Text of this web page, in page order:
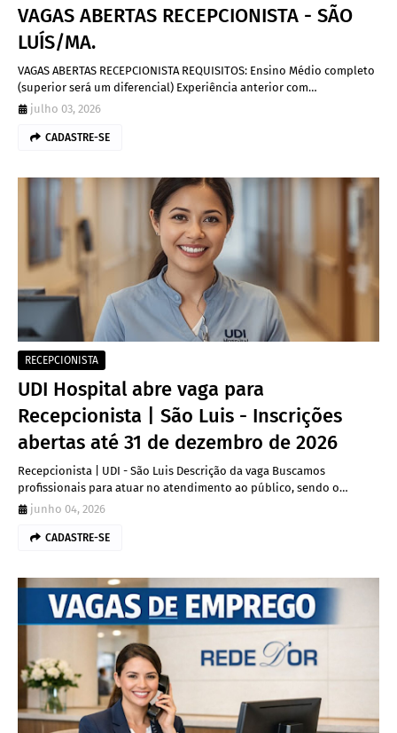
VAGAS ABERTAS RECEPCIONISTA - SÃO
LUÍS/MA.
VAGAS ABERTAS RECEPCIONISTA REQUISITOS: Ensino Médio completo
(superior será um diferencial) Experiência anterior com…
julho 03, 2026
CADASTRE-SE
RECEPCIONISTA
UDI Hospital abre vaga para
Recepcionista | São Luis - Inscrições
abertas até 31 de dezembro de 2026
Recepcionista | UDI - São Luis Descrição da vaga Buscamos
profissionais para atuar no atendimento ao público, sendo o…
junho 04, 2026
CADASTRE-SE